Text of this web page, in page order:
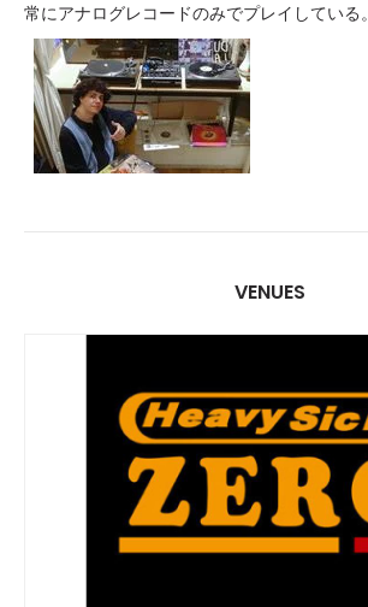
常にアナログレコードのみでプレイしている。
VENUES